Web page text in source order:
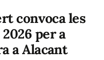
convoca les
per a
a Alacant